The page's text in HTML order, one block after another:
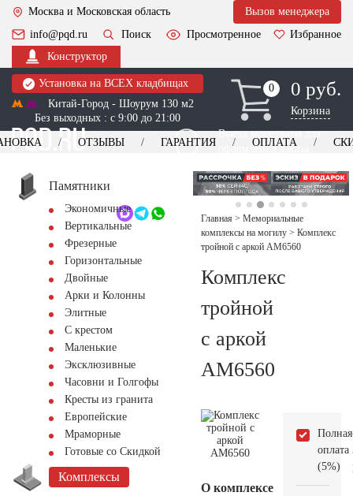
Москва и Московская область
Вызов менеджера
info@pqd.ru
Поиск Просмотренное
Избранное
Конструктор
Установка на ВСЕХ кладбищах
Китай-Город - Шоурум 130 м2
Без выходных : с 9:00 до 21:00
0
0 0 руб.
Корзина
Выезд менеджера для
оформления заказа
+7 (495) 518-44-23
Обратный звонок
ОТЗЫВЫ ГАРАНТИЯ ОПЛАТА
Памятники
Экономичные
Вертикальные
Фрезерные
Горизонтальные
Двойные
Арки и Колонны
Элитные
С крестом
Маленькие
Эксклюзивные
Часовни и Голгофы
Кресты из гранита
Европейские
Мраморные
Готовые со Скидкой
Комплексы
Главная > Мемориальные
комплексы на могилу > Комплекс
тройной с аркой AM6560
Комплекс
тройной
с аркой
AM6560
О комплексе
Полная
оплата
(5%)